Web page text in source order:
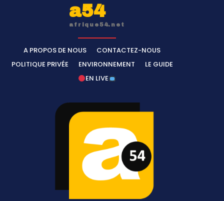
a54
afrique54.net
A PROPOS DE NOUS
CONTACTEZ-NOUS
POLITIQUE PRIVÉE
ENVIRONNEMENT
LE GUIDE
EN LIVE